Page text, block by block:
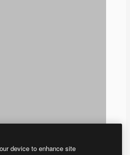
device to enhance site